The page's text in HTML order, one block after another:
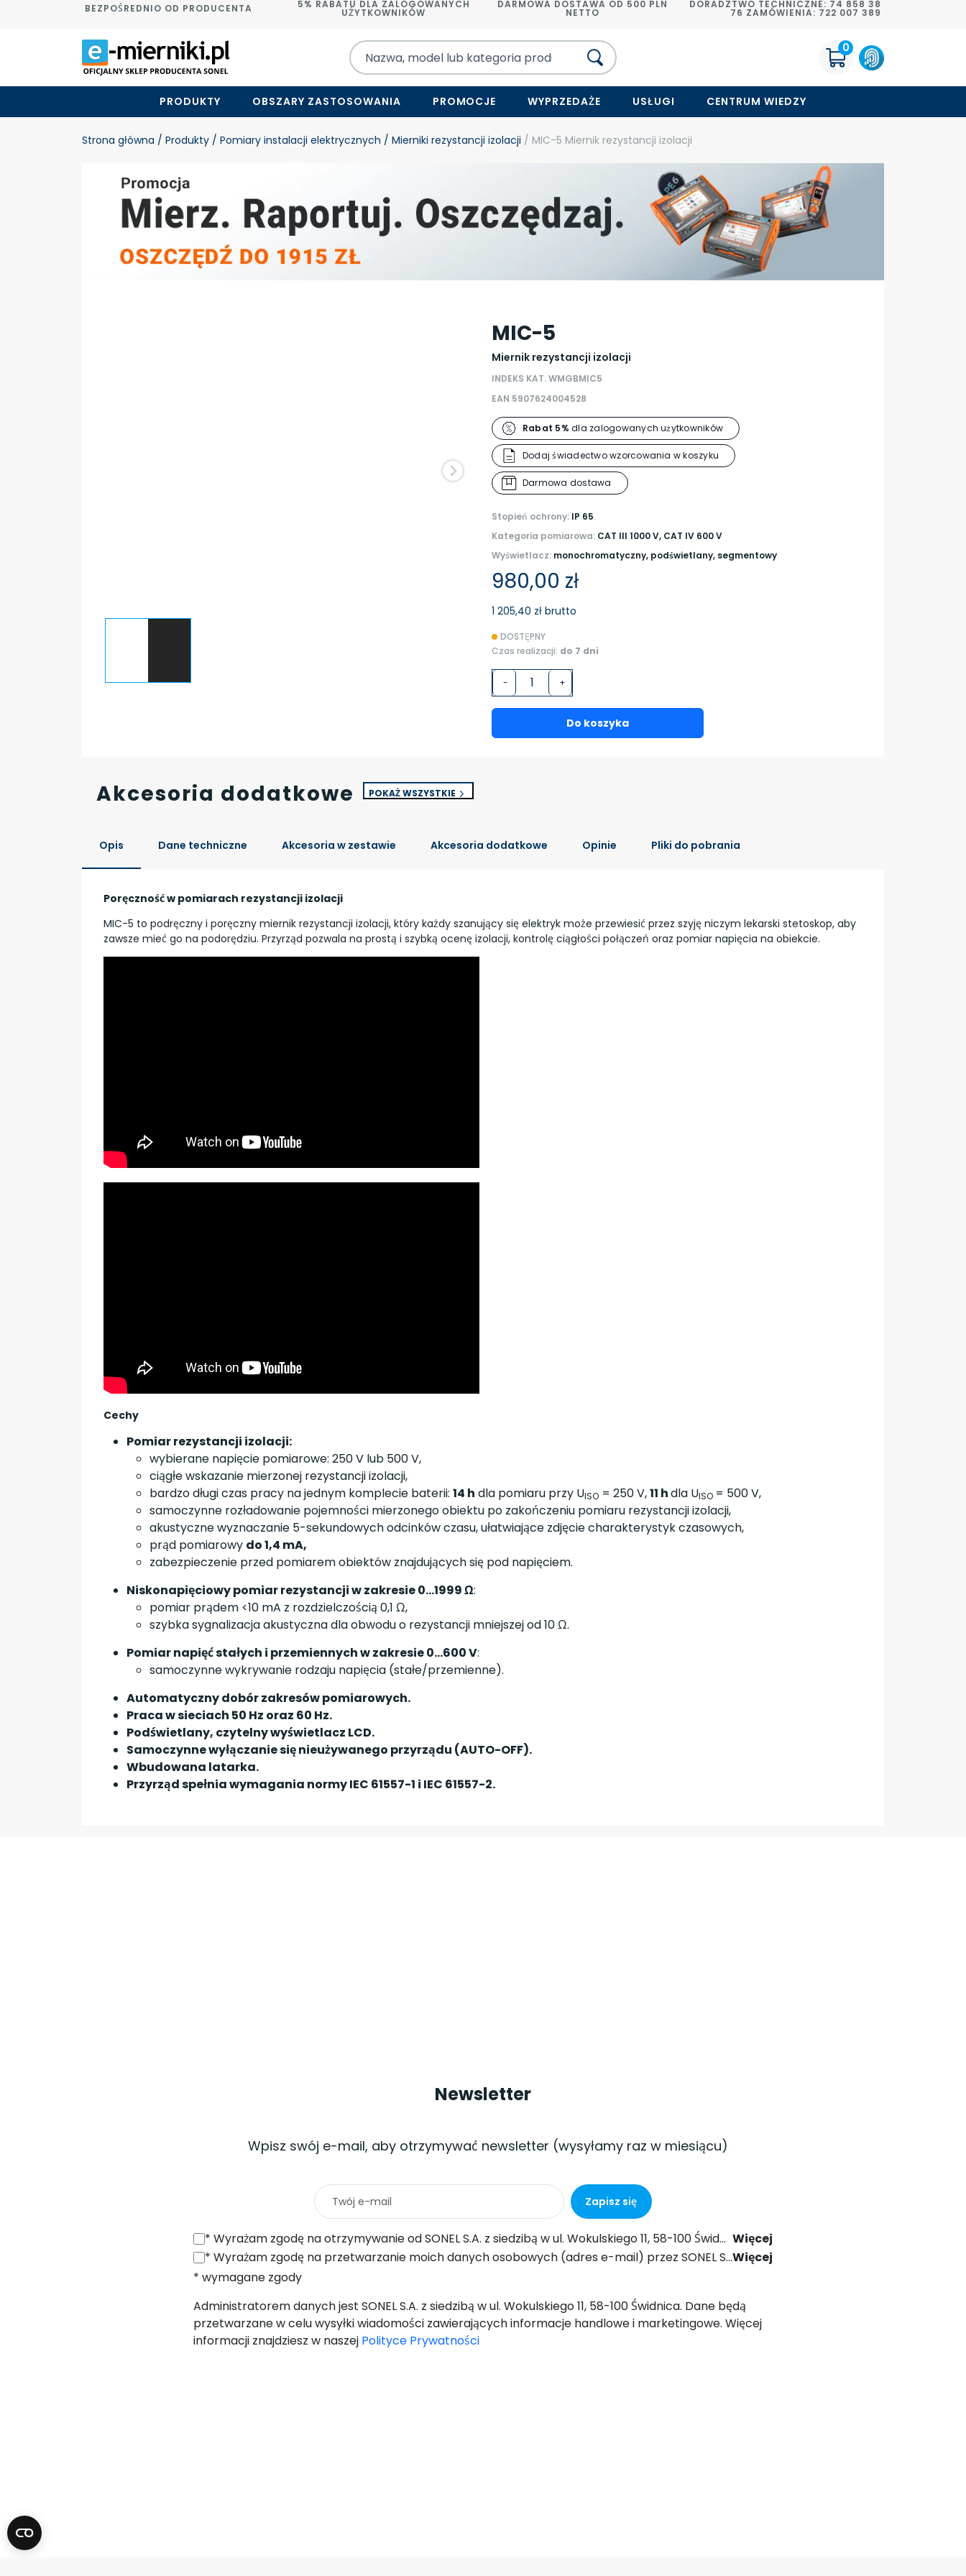
BEZPOŚREDNIO OD PRODUCENTA 5% RABATU DLA ZALOGOWANYCH
UŻYTKOWNIKÓW
DARMOWA DOSTAWA OD 500 PLN
NETTO
DORADZTWO TECHNICZNE: 74 858 38
76 ZAMÓWIENIA: 722 007 389
0
PRODUKTY OBSZARY ZASTOSOWANIA PROMOCJE WYPRZEDAŻE USŁUGI CENTRUM WIEDZY
Strona główna / Produkty / Pomiary instalacji elektrycznych / Mierniki rezystancji izolacji / MIC-5 Miernik rezystancji izolacji
MIC-5
Miernik rezystancji izolacji
INDEKS KAT. WMGBMIC5
EAN 5907624004528
Rabat 5% dla zalogowanych użytkowników
Dodaj świadectwo wzorcowania w koszyku
Darmowa dostawa
Stopień ochrony: IP 65
Kategoria pomiarowa: CAT III 1000 V, CAT IV 600 V
Wyświetlacz: monochromatyczny, podświetlany, segmentowy
980,00 zł
1 205,40 zł brutto
DOSTĘPNY
Czas realizacji: do 7 dni
- +
Do koszyka
Akcesoria dodatkowe POKAŻ WSZYSTKIE
Opis Dane techniczne Akcesoria w zestawie Akcesoria dodatkowe Opinie Pliki do pobrania
Poręczność w pomiarach rezystancji izolacji
MIC-5 to podręczny i poręczny miernik rezystancji izolacji, który każdy szanujący się elektryk może przewiesić przez szyję niczym lekarski stetoskop, aby
zawsze mieć go na podorędziu. Przyrząd pozwala na prostą i szybką ocenę izolacji, kontrolę ciągłości połączeń oraz pomiar napięcia na obiekcie.
Cechy
Pomiar rezystancji izolacji:
wybierane napięcie pomiarowe: 250 V lub 500 V,
ciągłe wskazanie mierzonej rezystancji izolacji,
bardzo długi czas pracy na jednym komplecie baterii: 14 h dla pomiaru przy UISO = 250 V,11 hdla UISO = 500 V,
samoczynne rozładowanie pojemności mierzonego obiektu po zakończeniu pomiaru rezystancji izolacji,
akustyczne wyznaczanie 5-sekundowych odcinków czasu, ułatwiające zdjęcie charakterystyk czasowych,
prąd pomiarowy do 1,4 mA,
zabezpieczenie przed pomiarem obiektów znajdujących się pod napięciem.
Niskonapięciowy pomiar rezystancji w zakresie 0...1999 Ω:
pomiar prądem <10 mA z rozdzielczością 0,1 Ω,
szybka sygnalizacja akustyczna dla obwodu o rezystancji mniejszej od 10 Ω.
Pomiar napięć stałych i przemiennych w zakresie 0...600 V:
samoczynne wykrywanie rodzaju napięcia (stałe/przemienne).
Automatyczny dobór zakresów pomiarowych.
Praca w sieciach 50 Hz oraz 60 Hz.
Podświetlany, czytelny wyświetlacz LCD.
Samoczynne wyłączanie się nieużywanego przyrządu (AUTO-OFF).
Wbudowana latarka.
Przyrząd spełnia wymagania normy IEC 61557-1 i IEC 61557-2.
Newsletter
Wpisz swój e-mail, aby otrzymywać newsletter (wysyłamy raz w miesiącu)
Zapisz się
* Wyrażam zgodę na otrzymywanie od SONEL S.A. z siedzibą w ul. Wokulskiego 11, 58-100 Świdnica informacji handlowych drogą elektroniczną (na podany adres e-mail) w celach marketingowych, zgodnie z art. 398 ustawy z dnia 12 lipca 2024 r. Prawo Komunikacji Elektronicznej.
Więcej
* Wyrażam zgodę na przetwarzanie moich danych osobowych (adres e-mail) przez SONEL S.A. z siedzibą w ul. Wokulskiego 11, 58-100 Świdnica, w celu wysyłki newslettera zawierającego informacje handlowe i marketingowe, zgodnie z art. 6 ust. 1 lit. a) Ogólnego Rozporządzenia o Ochronie Danych (RODO). Więcej
* wymagane zgody
Administratorem danych jest SONEL S.A. z siedzibą w ul. Wokulskiego 11, 58-100 Świdnica. Dane będą
przetwarzane w celu wysyłki wiadomości zawierających informacje handlowe i marketingowe. Więcej
informacji znajdziesz w naszej Polityce Prywatności